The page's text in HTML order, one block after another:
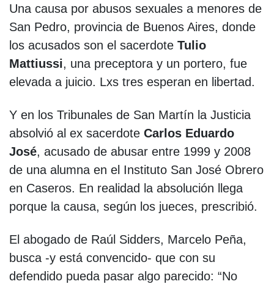
Una causa por abusos sexuales a menores de
San Pedro, provincia de Buenos Aires, donde
los acusados son el sacerdote Tulio
Mattiussi, una preceptora y un portero, fue
elevada a juicio. Lxs tres esperan en libertad.
Y en los Tribunales de San Martín la Justicia
absolvió al ex sacerdote Carlos Eduardo
José, acusado de abusar entre 1999 y 2008
de una alumna en el Instituto San José Obrero
en Caseros. En realidad la absolución llega
porque la causa, según los jueces, prescribió.
El abogado de Raúl Sidders, Marcelo Peña,
busca -y está convencido- que con su
defendido pueda pasar algo parecido: “No